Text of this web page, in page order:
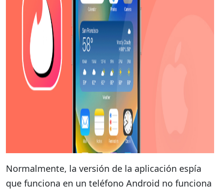
Normalmente, la versión de la aplicación espía
que funciona en un teléfono Android no funciona